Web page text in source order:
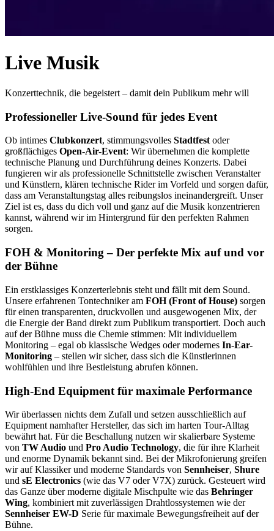
Live Musik
Konzerttechnik, die begeistert – damit dein Publikum mehr will
Professioneller Live-Sound für jedes Event
Ob intimes Clubkonzert, stimmungsvolles Stadtfest oder
großflächiges Open-Air-Event: Wir übernehmen die komplette
technische Planung und Durchführung deines Konzerts. Dabei
fungieren wir als professionelle Schnittstelle zwischen Veranstalter
und Künstlern, klären technische Rider im Vorfeld und sorgen dafür,
dass am Veranstaltungstag alles reibungslos ineinandergreift. Unser
Ziel ist es, dass du dich voll und ganz auf die Musik konzentrieren
kannst, während wir im Hintergrund für den perfekten Rahmen
sorgen.
FOH & Monitoring – Der perfekte Mix auf und vor
der Bühne
Ein erstklassiges Konzerterlebnis steht und fällt mit dem Sound.
Unsere erfahrenen Tontechniker am FOH (Front of House) sorgen
für einen transparenten, druckvollen und ausgewogenen Mix, der
die Energie der Band direkt zum Publikum transportiert. Doch auch
auf der Bühne muss die Chemie stimmen: Mit individuellem
Monitoring – egal ob klassische Wedges oder modernes In-Ear-
Monitoring – stellen wir sicher, dass sich die Künstlerinnen
wohlfühlen und ihre Bestleistung abrufen können.
High-End Equipment für maximale Performance
Wir überlassen nichts dem Zufall und setzen ausschließlich auf
Equipment namhafter Hersteller, das sich im harten Tour-Alltag
bewährt hat. Für die Beschallung nutzen wir skalierbare Systeme
von TW Audio und Pro Audio Technology, die für ihre Klarheit
und enorme Dynamik bekannt sind. Bei der Mikrofonierung greifen
wir auf Klassiker und moderne Standards von Sennheiser, Shure
und sE Electronics (wie das V7 oder V7X) zurück. Gesteuert wird
das Ganze über moderne digitale Mischpulte wie das Behringer
Wing, kombiniert mit zuverlässigen Drahtlossystemen wie der
Sennheiser EW-D Serie für maximale Bewegungsfreiheit auf der
Bühne.